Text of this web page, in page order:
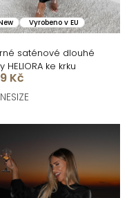
Vyrobeno v EU
saténové dlouhé
HELIORA ke krku
Kč